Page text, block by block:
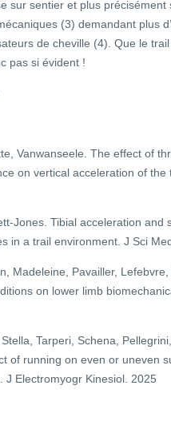
sur sentier et plus
(3) demandant plus
de cheville (4). Que le
pas si évident !
Vanwanseele. The effect of
on vertical acceleration of
Jones. Tibial acceleration and
in a trail environment. J Sci
Madeleine, Pavailler,
on lower limb
Tarperi, Schena,
of running on even or uneven
J Electromyogr Kinesiol. 2025